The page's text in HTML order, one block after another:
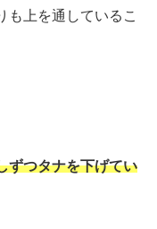
も上を通しているこ
ずつタナを下げてい